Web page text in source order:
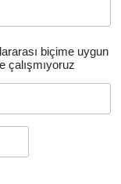
biçime uygun
çalışmıyoruz